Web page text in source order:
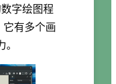
字绘图程
有多个画